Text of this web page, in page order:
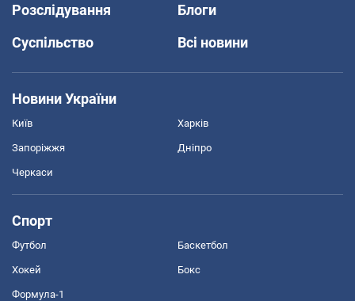
Розслідування
Блоги
Суспільство
Всі новини
Новини України
Київ Харків
Запоріжжя Дніпро
Черкаси
Спорт
Футбол Баскетбол
Хокей Бокс
Формула-1